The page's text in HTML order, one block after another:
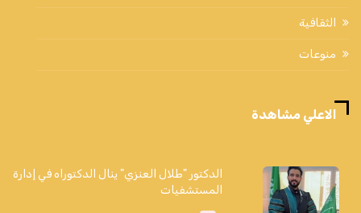
الثقافية
منوعات
الاعلي مشاهدة
الدكتور "طلال العنزي" ينال الدكتوراه في إدارة
المستشفيات